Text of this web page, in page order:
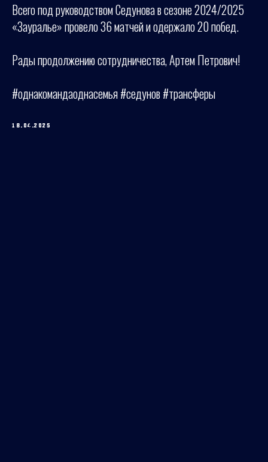
Всего под руководством Седунова в сезоне 2024/2025
«Зауралье» провело 36 матчей и одержало 20 побед.
Рады продолжению сотрудничества, Артем Петрович!
#однакомандаоднасемья #седунов #трансферы
18.04.2025